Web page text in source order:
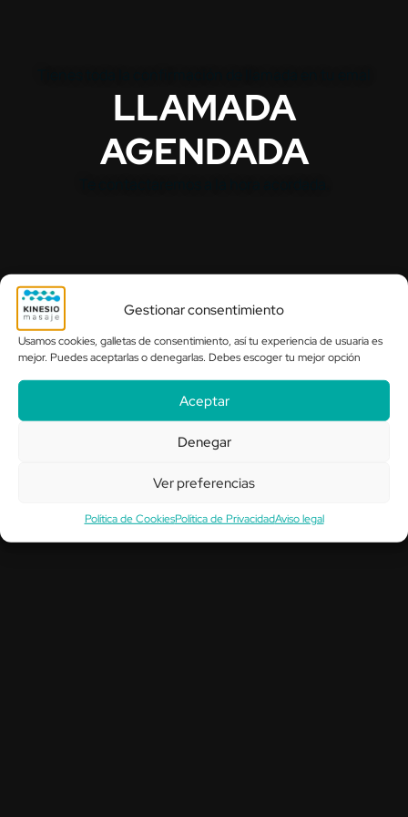
Gestionar consentimiento
Usamos cookies, galletas de consentimiento, así tu experiencia de usuaria es
mejor. Puedes aceptarlas o denegarlas. Debes escoger tu mejor opción
Aceptar
Denegar
Ver preferencias
Política de CookiesPolítica de PrivacidadAviso legal
LLAMADA
AGENDADA